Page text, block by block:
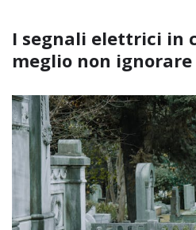
I segnali elettrici in
meglio non ignorare